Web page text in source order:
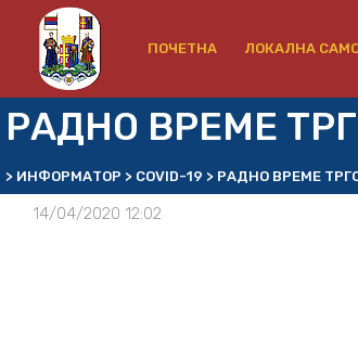
ПОЧЕТНА ЛОКАЛНА
РАДНО ВРЕМЕ
> ИНФОРМАТОР > COVID-19 > РАДНО ВРЕМЕ
14/04/2020 12:02